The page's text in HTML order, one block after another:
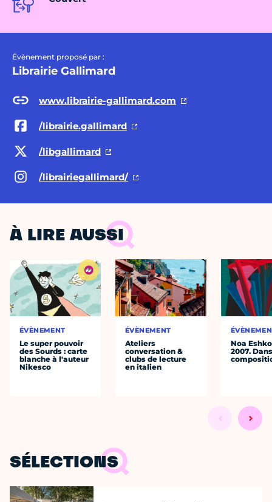
Évènement proposé par :
Librairie Gallimard
www.librairie-gallimard.com
/librairie.gallimard
/libgallimard
/librairiegallimard/
À LIRE AUSSI
ÉVÈNEMENT
Le super pouvoir
des Sourds : carte
blanche à l'auteur
Nikesco
ÉVÈNEMENT
Ateliers
conversation &
clubs de lecture
en italien
Noa
2007.
SÉLECTIONS